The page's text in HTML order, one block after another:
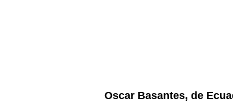
Oscar Basantes, de